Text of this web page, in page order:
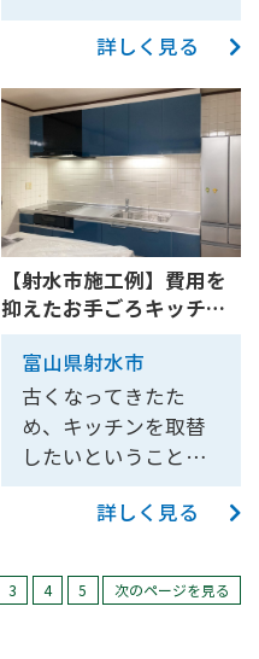
トイレはTOTO ウォ
シュレット一体型便
器ZJ1を設置しまし
た。こちらの商品は
砺波店、射水店で実
際にご覧いただけま
す。 壁掛けテレビを
設置したい ご希望い
ただいておりました
通り、リビングに壁
せていただきまし
た。 テレビ台が不要
になるため、空いた
スペースを有効的に
よ！ エコキュートへ
油給湯器ですが、エ
の「ステディア」を
た。 お客様ご希望の
ハンドムーブは水切
りが可能な「水切り
タイプ」と「収納タ
イプ」の2種類を設置
させていただきまし
た。 下部分はタカラ
スタンダードの「レ
ミュー」をお選びい
ただきました。 ワー
クトップは天然大理
石のような美しさと
熱や衝撃に強い耐久
性を併せ持った「ア
クリル人造大理石ワ
シンクも同じ素材を
使用しており、ワー
た、リフォーム前に
比べて、キッチンの
長さが短くなりし
た。キッチンの長さ
は長いほど調理スペ
ースが広く取れます
が、お住まいによっ
ては収納スペースが
取れなかったり、移
動距離が長くなって
しまうなどの思わぬ
デメリットが発生し
てしまう可能性もあ
ります。 キッチンの
場合、標準的な大き
選ばれることが多い
いるときは、リフォ
チンと家具でL型にな
るように配置した
チンの中央部分にゆ
とりあるスペースを
作り上げて、ゆった
りと使用したい。 ③
自分達の思っている
レイアウトが実現可
能かどうか、判断で
きるような図面なり
を描いてもらえると
嬉しい。(食器棚や電
子レンジボードが流
用できるかも知りた
い。） ④現在、吊り
戸が有効活用されて
いないので、リフォ
用したい。 ⑤居間と
ダイニングキッチン
したいということで
ツカサクにご相談い
ただきました。 リフ
ォームするにあたっ
て、なるべく安く仕
上げたいとご要望を
お伺いし、なるべく
費用を抑えれるよう
に工夫をして商品を
提案させていただき
ました。 水まわりは
お風呂、キッチン、
洗面台、トイレを交
換させていただきま
した。今回はキッチ
ンについて紹介しま
す。 キッチンは
ミッテは射水店にて
詳しく見る
【射水市施工例】費用を
抑えたお手ごろキッチン
リフォーム(TOTOミッテ)
【10190】
富山県射水市
古くなってきたた
め、キッチンを取替
したいということで
ご相談を頂きまし
た。 その際にタイル
ことと、大規模な工
事にしたくないとい
詳しく見る
3 4 5 次のページを見る